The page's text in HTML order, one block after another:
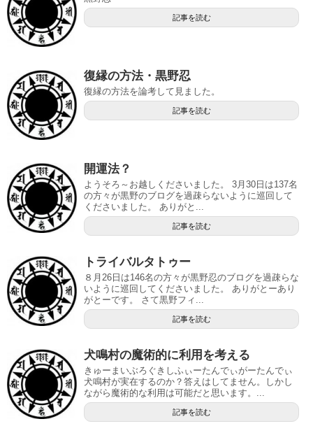
記事を読む
復縁の方法・黒野忍
復縁の方法を論考して見ました。
記事を読む
開運法？
ようそろ～お越しくださいました。 3月30日は137名
の方々が黒野のブログを過疎らないように巡回して
くださいました。 ありがと...
記事を読む
トライバルタトゥー
８月26日は146名の方々が黒野忍のブログを過疎らな
いように巡回してくださいました。 ありがとーあり
がとーです。 さて黒野フィ...
記事を読む
犬鳴村の魔術的に利用を考える
きゅーまいぶろぐきしふぃーたんでぃがーたんでぃ
犬鳴村が実在するのか？答えはしてません。しかし
ながら魔術的な利用は可能だと思います。...
記事を読む